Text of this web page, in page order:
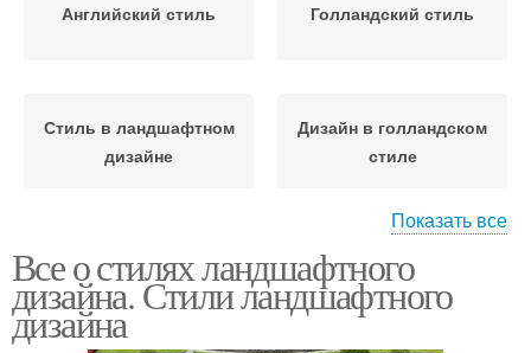
Английский стиль Голландский стиль
Стиль в ландшафтном
дизайне
Дизайн в голландском
стиле
Основные стили
Показать все
Все о стилях ландшафтного
дизайна. Стили ландшафтного
дизайна